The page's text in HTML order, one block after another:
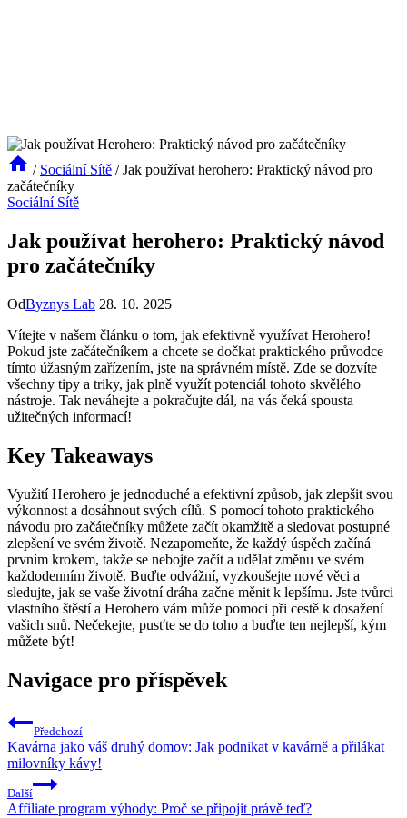
/ Sociální Sítě / Jak používat herohero: Praktický návod pro
začátečníky
Sociální Sítě
Jak používat herohero: Praktický návod
pro začátečníky
OdByznys Lab 28. 10. 2025
Vítejte v našem článku o tom, jak efektivně využívat Herohero!
Pokud jste začátečníkem a chcete se dočkat praktického průvodce
tímto úžasným zařízením, jste na správném místě. Zde se dozvíte
všechny tipy a triky, jak plně využít potenciál tohoto skvělého
nástroje. Tak neváhejte a pokračujte dál, na vás čeká spousta
užitečných informací!
Key Takeaways
Využití Herohero je jednoduché a efektivní způsob, jak zlepšit svou
výkonnost a dosáhnout svých cílů. S pomocí tohoto praktického
návodu pro začátečníky můžete začít okamžitě a sledovat postupné
zlepšení ve svém životě. Nezapomeňte, že každý úspěch začíná
prvním krokem, takže se nebojte začít a udělat změnu ve svém
každodenním životě. Buďte odvážní, vyzkoušejte nové věci a
sledujte, jak se vaše životní dráha začne měnit k lepšímu. Jste tvůrci
vlastního štěstí a Herohero vám může pomoci při cestě k dosažení
vašich snů. Nečekejte, pusťte se do toho a buďte ten nejlepší, kým
můžete být!
Navigace pro příspěvek
Předchozí
Kavárna jako váš druhý domov: Jak podnikat v kavárně a přilákat
milovníky kávy!
Další
Affiliate program výhody: Proč se připojit právě teď?